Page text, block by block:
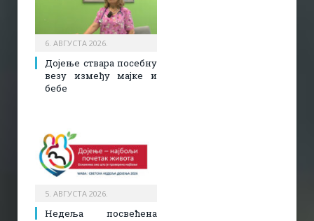
6. АВГУСТА 2026.
Дојење ствара посебну
везу између мајке и
бебе
5. АВГУСТА 2026.
Недеља посвећена